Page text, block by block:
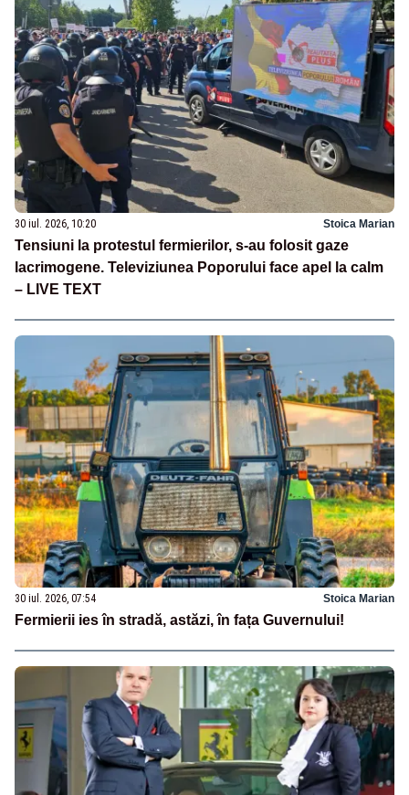
30 iul. 2026, 10:20 Stoica Marian
Tensiuni la protestul fermierilor, s-au folosit gaze
lacrimogene. Televiziunea Poporului face apel la calm
– LIVE TEXT
30 iul. 2026, 07:54 Stoica Marian
Fermierii ies în stradă, astăzi, în fața Guvernului!